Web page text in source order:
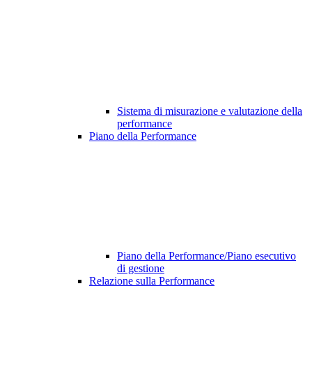
Sistema di misurazione e valutazione della
performance
Piano della Performance
Piano della Performance/Piano esecutivo
di gestione
Relazione sulla Performance